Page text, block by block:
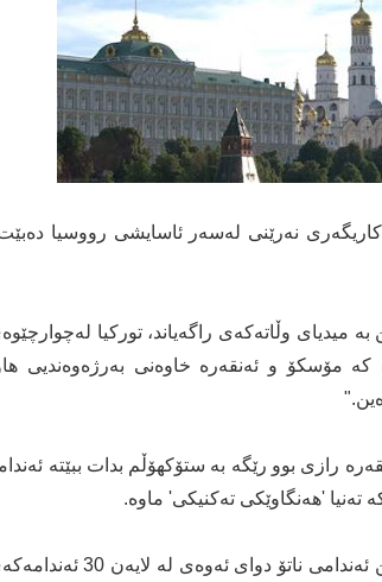
کاریگەری نەرێنی لەسەر ئاسایشی رووسیا
وڵاتەکەی راگەیاند، تورکیا لەچوارچێوەی
کە مۆسکۆ و ئەنقەرە خاوەنی بەرژەوەندیی
رازی بوو رێگە بە ستۆکهۆڵم بدات ببێتە
تەنیا 'هەنگاوێکی تەکنیکی' ماوە.
لە 4ی نیسانی 2023ـش فینلاند